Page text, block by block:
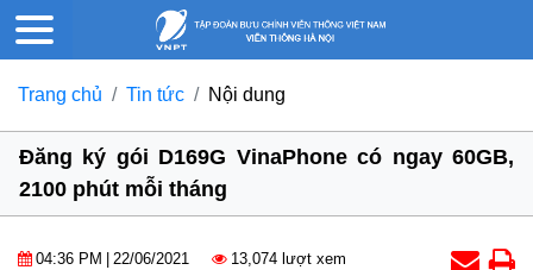
Trang chủ Tin tức Nội dung
Đăng ký gói D169G VinaPhone có ngay 60GB,
2100 phút mỗi tháng
04:36 PM 22/06/2021 13,074 lượt xem